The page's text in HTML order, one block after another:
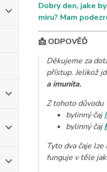
Dobry den, jake
miru? Mam
📩 ODPOVĚĎ
Děkujeme za
přístup. Jelikož
a imunita.
Z tohoto důvodu
bylinný čaj
bylinný čaj
Tyto dva čaje
funguje v těle